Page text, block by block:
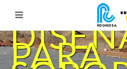
PARA